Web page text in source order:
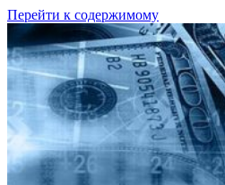
Перейти к содержимому